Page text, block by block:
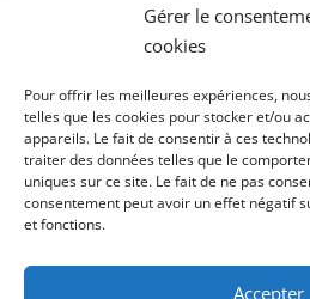
Gérer le
cookies
Pour offrir les meilleures expériences,
telles que les cookies pour stocker et/ou
appareils. Le fait de consentir à ces
traiter des données telles que le
uniques sur ce site. Le fait de ne pas
consentement peut avoir un effet négatif
et fonctions.
Accepter